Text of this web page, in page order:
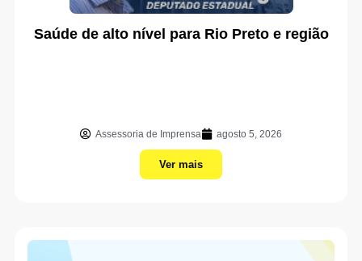
Saúde de alto nível para Rio Preto e região
Assessoria de Imprensa agosto 5, 2026
Ver mais